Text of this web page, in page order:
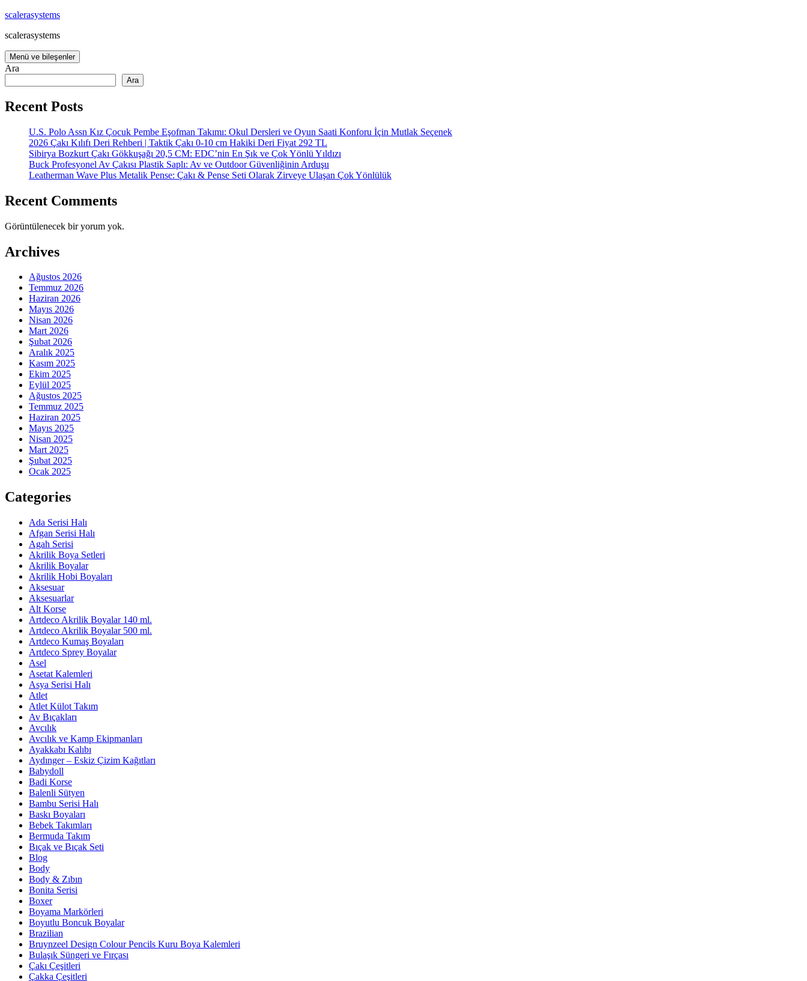
İçeriğe
scalerasystems
scalerasystems
Menü ve bileşenler
Ara
Ara
Recent Posts
U.S. Polo Assn Kız Çocuk Pembe Eşofman Takımı: Okul Dersleri ve Oyun Saati Konforu İçin Mutlak Seçenek
2026 Çakı Kılıfı Deri Rehberi | Taktik Çakı 0-10 cm Hakiki Deri Fiyat 292 TL
Sibirya Bozkurt Çakı Gökkuşağı 20,5 CM: EDC’nin En Şık ve Çok Yönlü Yıldızı
Buck Profesyonel Av Çakısı Plastik Saplı: Av ve Outdoor Güvenliğinin Arduşu
Leatherman Wave Plus Metalik Pense: Çakı & Pense Seti Olarak Zirveye Ulaşan Çok Yönlülük
Recent Comments
Görüntülenecek bir yorum yok.
Archives
Ağustos 2026
Temmuz 2026
Haziran 2026
Mayıs 2026
Nisan 2026
Mart 2026
Şubat 2026
Aralık 2025
Kasım 2025
Ekim 2025
Eylül 2025
Ağustos 2025
Temmuz 2025
Haziran 2025
Mayıs 2025
Nisan 2025
Mart 2025
Şubat 2025
Ocak 2025
Categories
Ada Serisi Halı
Afgan Serisi Halı
Agah Serisi
Akrilik Boya Setleri
Akrilik Boyalar
Akrilik Hobi Boyaları
Aksesuar
Aksesuarlar
Alt Korse
Artdeco Akrilik Boyalar 140 ml.
Artdeco Akrilik Boyalar 500 ml.
Artdeco Kumaş Boyaları
Artdeco Sprey Boyalar
Asel
Asetat Kalemleri
Asya Serisi Halı
Atlet
Atlet Külot Takım
Av Bıçakları
Avcılık
Avcılık ve Kamp Ekipmanları
Ayakkabı Kalıbı
Aydınger – Eskiz Çizim Kağıtları
Babydoll
Badi Korse
Balenli Sütyen
Bambu Serisi Halı
Baskı Boyaları
Bebek Takımları
Bermuda Takım
Bıçak ve Bıçak Seti
Blog
Body
Body & Zıbın
Bonita Serisi
Boxer
Boyama Markörleri
Boyutlu Boncuk Boyalar
Brazilian
Bruynzeel Design Colour Pencils Kuru Boya Kalemleri
Bulaşık Süngeri ve Fırçası
Çakı Çeşitleri
Çakka Çeşitleri